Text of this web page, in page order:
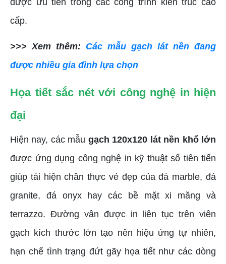
cấp.
>>> Xem thêm: Các mẫu gạch lát nền đang
được nhiều gia đình lựa chọn
Họa tiết sắc nét với công nghệ in hiện
đại
Hiện nay, các mẫu gạch 120x120 lát nền khổ lớn
được ứng dụng công nghệ in kỹ thuật số tiên tiến
giúp tái hiện chân thực vẻ đẹp của đá marble, đá
granite, đá onyx hay các bề mặt xi măng và
terrazzo. Đường vân được in liên tục trên viên
gạch kích thước lớn tạo nên hiệu ứng tự nhiên,
hạn chế tình trạng đứt gãy họa tiết như các dòng